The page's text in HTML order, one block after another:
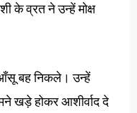
के व्रत ने उन्हें मोक्ष
बह निकले। उन्हें
खड़े होकर आशीर्वाद दे